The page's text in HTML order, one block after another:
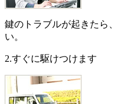
鍵のトラブルが起きたら、
い。
2.すぐに駆けつけます